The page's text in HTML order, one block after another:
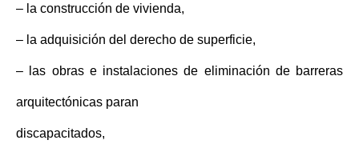
– la construcción de vivienda,
– la adquisición del derecho de superficie,
– las obras e instalaciones de eliminación de barreras
arquitectónicas paran
discapacitados,